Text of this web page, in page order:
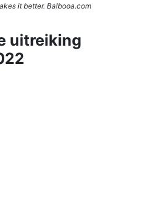
it better. Balbooa.com
uitreiking